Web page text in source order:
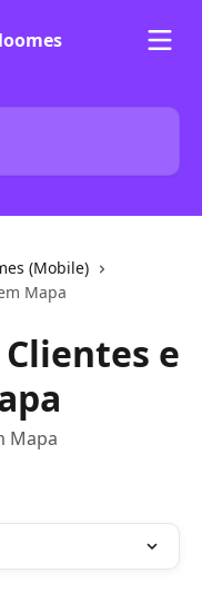
(Mobile)
Mapa
e
Mapa